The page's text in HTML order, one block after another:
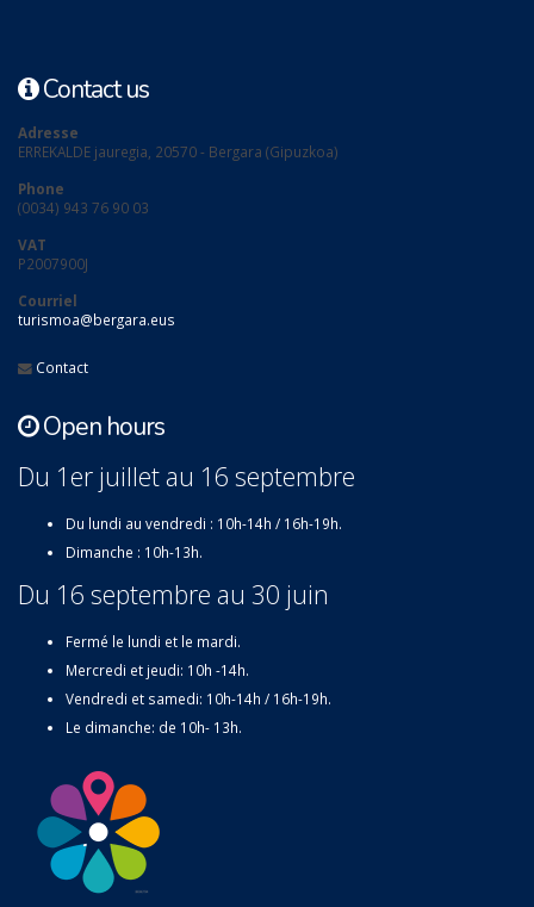
Contact us
Adresse
ERREKALDE jauregia, 20570 - Bergara (Gipuzkoa)
Phone
(0034) 943 76 90 03
VAT
P2007900J
Courriel
turismoa@bergara.eus
Contact
Open hours
Du 1er juillet au 16 septembre
Du lundi au vendredi : 10h-14h / 16h-19h.
Dimanche : 10h-13h.
Du 16 septembre au 30 juin
Fermé le lundi et le mardi.
Mercredi et jeudi: 10h -14h.
Vendredi et samedi: 10h-14h / 16h-19h.
Le dimanche: de 10h- 13h.